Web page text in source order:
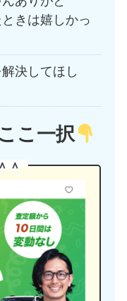
きは嬉しかっ
決してほし
こ一択
＾